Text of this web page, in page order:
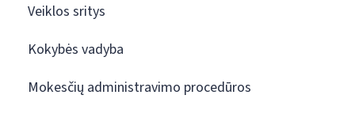
Veiklos sritys
Kokybės vadyba
Mokesčių administravimo procedūros